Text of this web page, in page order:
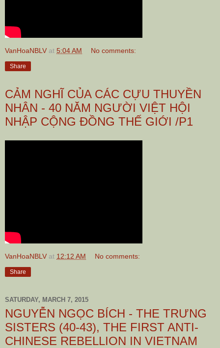
VanHoaNBLV at 5:04 AM No comments:
Share
CẢM NGHĨ CỦA CÁC CỰU THUYỀN
NHÂN - 40 NĂM NGƯỜI VIỆT HỘI
NHẬP CỘNG ĐỒNG THẾ GIỚI /P1
VanHoaNBLV at 12:12 AM No comments:
Share
SATURDAY, MARCH 7, 2015
NGUYỄN NGỌC BÍCH - THE TRƯNG
SISTERS (40-43), THE FIRST ANTI-
CHINESE REBELLION IN VIETNAM